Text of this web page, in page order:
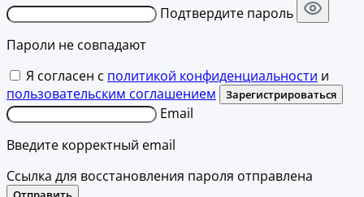
Подтвердите пароль
Пароли не совпадают
Я согласен с политикой конфиденциальности и
пользовательским соглашением
Зарегистрироваться
Email
Введите корректный email
Ссылка для восстановления пароля отправлена